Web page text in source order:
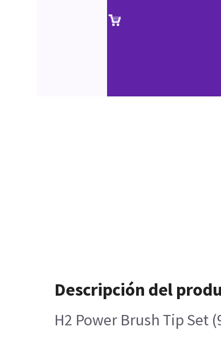
Descripción del
H2 Power Brush Tip Set